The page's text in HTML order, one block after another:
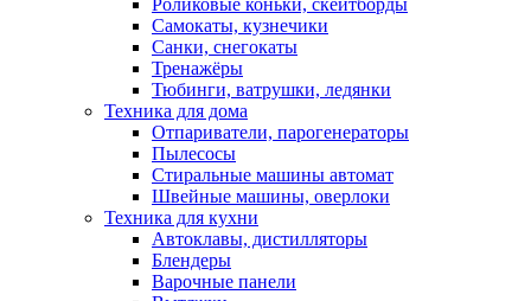
Самокаты, кузнечики
Санки, снегокаты
Тренажёры
Тюбинги, ватрушки, ледянки
Техника для дома
Отпариватели, парогенераторы
Пылесосы
Стиральные машины автомат
Швейные машины, оверлоки
Техника для кухни
Автоклавы, дистилляторы
Блендеры
Варочные панели